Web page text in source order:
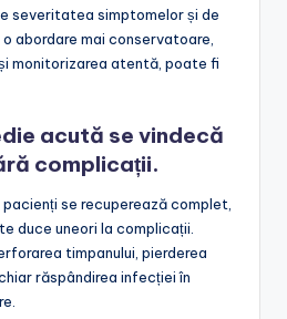
severitatea simptomelor și de
abordare mai conservatoare,
monitorizarea atentă, poate fi
acută se vindecă
complicații.
pacienți se recuperează complet,
duce uneori la complicații.
timpanului, pierderea
răspândirea infecției în